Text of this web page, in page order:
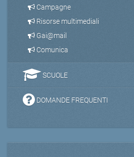
Campagne
Risorse multimediali
Gai@mail
Comunica
SCUOLE
DOMANDE FREQUENTI